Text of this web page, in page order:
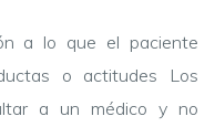
a lo que el paciente
o actitudes Los
a un médico y no